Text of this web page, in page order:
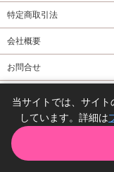
特定商取引法
会社概要
お問合せ
当サイトでは、サイト
しています。詳細は